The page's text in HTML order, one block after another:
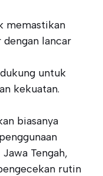
memastikan
lancar
untuk
kekuatan.
biasanya
Tengah,
rutin